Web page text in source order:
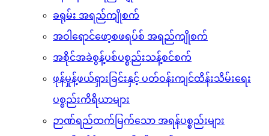
ခရုမ်း အရည်ကျိုစက်
အဝါရောင်ဖော့စဖရပ်စ် အရည်ကျိုစက်
အစိုင်အခဲစွန့်ပစ်ပစ္စည်းသန့်စင်စက်
ဖုန်မှုန့်ဖယ်ရှားခြင်းနှင့် ပတ်ဝန်းကျင်ထိန်းသိမ်းရေး
ပစ္စည်းကိရိယာများ
ဉာဏ်ရည်ထက်မြက်သော အရန်ပစ္စည်းများ